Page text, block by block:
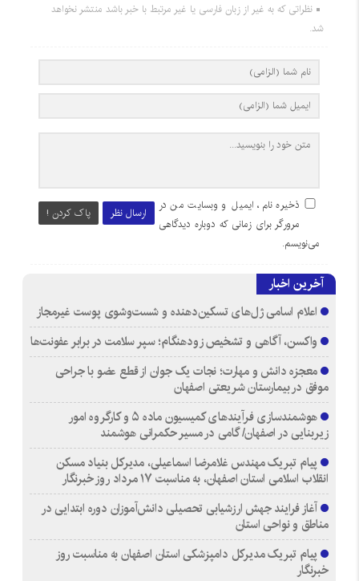
نظراتی که به غیر از زبان فارسی یا غیر مرتبط با خبر باشد منتشر نخواهد
شد.
ارسال نظر پاک کردن !
ذخیره نام، ایمیل و وبسایت من در
مرورگر برای زمانی که دوباره دیدگاهی
می‌نویسم.
آخرین اخبار
اعلام اسامی ژل‌های تسکین‌دهنده و شست‌وشوی پوست غیرمجاز
واکسن، آگاهی و تشخیص زودهنگام؛ سپر سلامت در برابر عفونت‌ها
معجزه دانش و مهارت؛ نجات یک جوان از قطع عضو با جراحی
موفق در بیمارستان شریعتی اصفهان
هوشمندسازی فرآیندهای کمیسیون ماده ۵ و کارگروه امور
زیربنایی در اصفهان/ گامی در مسیر حکمرانی هوشمند
پیام تبریک مهندس غلامرضا اسماعیلی، مدیرکل بنیاد مسکن
انقلاب اسلامی استان اصفهان، به مناسبت ۱۷ مرداد روز خبرنگار
آغاز فرایند جهش ارزشیابی تحصیلی دانش‌آموزان دوره ابتدایی در
مناطق و نواحی استان
پیام تبریک مدیرکل دامپزشکی استان اصفهان به مناسبت روز
خبرنگار